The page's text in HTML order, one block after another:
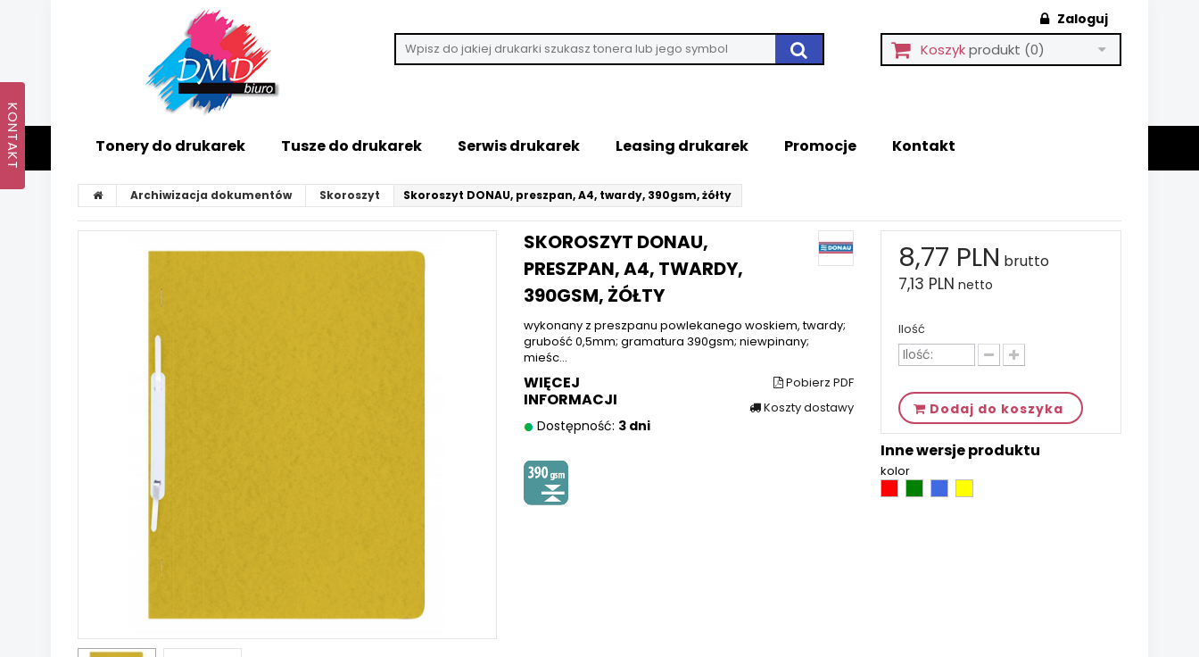
Zaloguj
Koszykprodukt (0)
Tonery do drukarek Tusze do drukarek Serwis drukarek Leasing drukarek Promocje Kontakt
Archiwizacja dokumentów Skoroszyt Skoroszyt DONAU, preszpan, A4, twardy, 390gsm, żółty
SKOROSZYT DONAU,
PRESZPAN, A4, TWARDY,
390GSM, ŻÓŁTY
wykonany z preszpanu powlekanego woskiem, twardy;
grubość 0,5mm; gramatura 390gsm; niewpinany;
mieśc...
WIĘCEJ
INFORMACJI
Dostępność: 3 dni
Pobierz PDF
Koszty dostawy
8,77 PLN brutto
7,13 PLN netto
Ilość
Dodaj do koszyka
Inne wersje produktu
kolor